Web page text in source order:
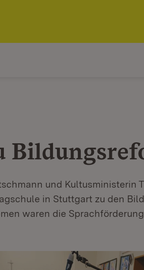
und Kultusministerin
in Stuttgart zu den
waren die